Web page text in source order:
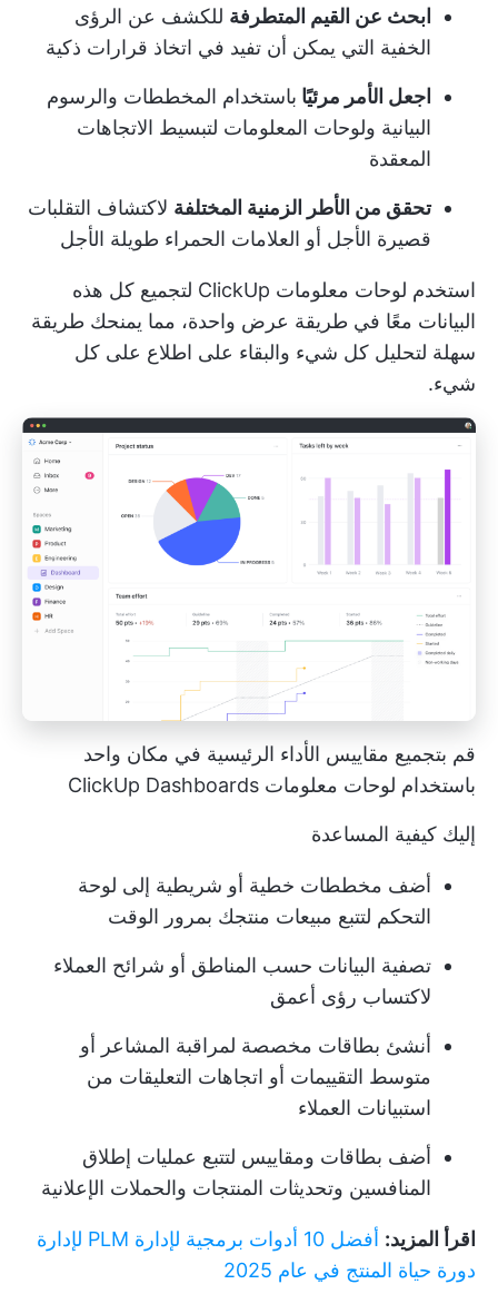
ابحث عن القيم المتطرفة للكشف عن الرؤى
الخفية التي يمكن أن تفيد في اتخاذ قرارات ذكية
اجعل الأمر مرئيًا باستخدام المخططات والرسوم
البيانية ولوحات المعلومات لتبسيط الاتجاهات
المعقدة
تحقق من الأطر الزمنية المختلفة لاكتشاف التقلبات
قصيرة الأجل أو العلامات الحمراء طويلة الأجل
استخدم لوحات معلومات ClickUp
لتجميع كل هذه
البيانات معًا في طريقة عرض واحدة، مما يمنحك طريقة
سهلة لتحليل كل شيء والبقاء على اطلاع على كل
شيء.
قم بتجميع مقاييس الأداء الرئيسية في مكان واحد
باستخدام لوحات معلومات ClickUp Dashboards
إليك كيفية المساعدة
أضف مخططات خطية أو شريطية إلى لوحة
التحكم لتتبع مبيعات منتجك بمرور الوقت
تصفية البيانات حسب المناطق أو شرائح العملاء
لاكتساب رؤى أعمق
أنشئ بطاقات مخصصة لمراقبة المشاعر أو
متوسط التقييمات أو اتجاهات التعليقات من
استبيانات العملاء
أضف بطاقات ومقاييس لتتبع عمليات إطلاق
المنافسين وتحديثات المنتجات والحملات الإعلانية
اقرأ المزيد:
أفضل 10 أدوات برمجية لإدارة PLM لإدارة
دورة حياة المنتج في عام 2025